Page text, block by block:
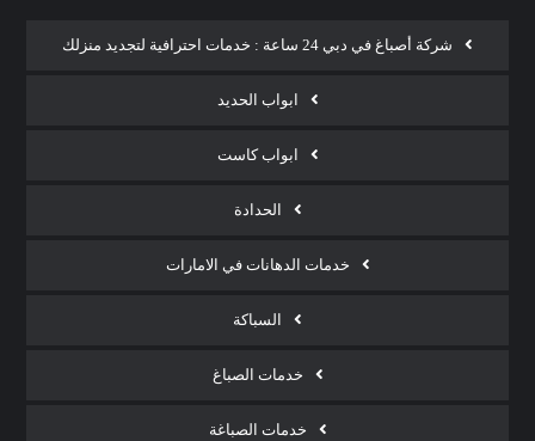
شركة أصباغ في دبي 24 ساعة : خدمات احترافية لتجديد منزلك
ابواب الحديد
ابواب كاست
الحدادة
خدمات الدهانات في الامارات
السباكة
خدمات الصباغ
خدمات الصباغة